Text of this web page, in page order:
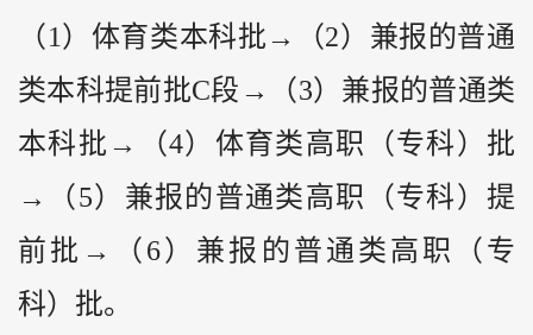
（1）体育类本科批→（2）兼报的普通
类本科提前批C段→（3）兼报的普通类
本科批→（4）体育类高职（专科）批
→（5）兼报的普通类高职（专科）提
前批→（6）兼报的普通类高职（专
科）批。